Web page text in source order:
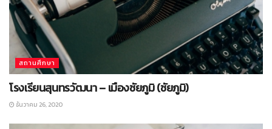
สถานศึกษา
โรงเรียนสุนทรวัฒนา – เมืองชัยภูมิ (ชัยภูมิ)
ธันวาคม 26, 2020